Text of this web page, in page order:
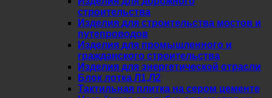
строительства
Изделия для строительства мостов и
путепроводов
Изделия для промышленного и
гражданского строительства
Изделия для энергетической отрасли
Блок лотка Л1,Л2
Тактильная плитка на сером цементе